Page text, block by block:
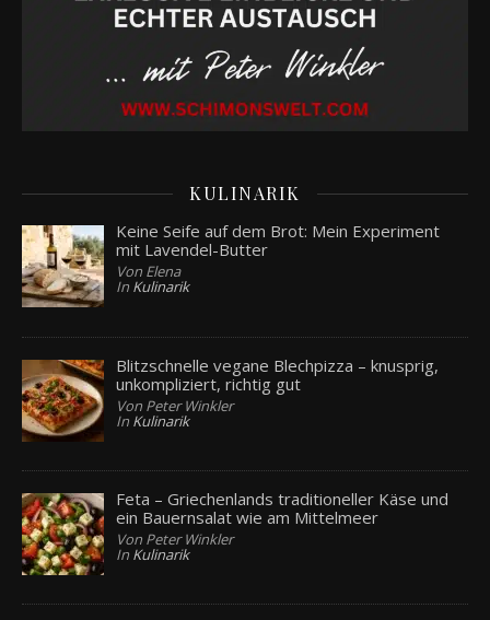
KULINARIK
Keine Seife auf dem Brot: Mein Experiment
mit Lavendel-Butter
Von Elena
In Kulinarik
Blitzschnelle vegane Blechpizza – knusprig,
unkompliziert, richtig gut
Von Peter Winkler
In Kulinarik
Feta – Griechenlands traditioneller Käse und
ein Bauernsalat wie am Mittelmeer
Von Peter Winkler
In Kulinarik